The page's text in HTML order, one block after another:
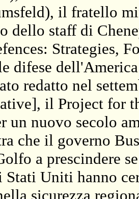
il fratello
dello staff di
Strategies,
difese
redatto nel
il Project for
un nuovo secolo
che il governo
a prescindere
Stati Uniti hanno
sicurezza